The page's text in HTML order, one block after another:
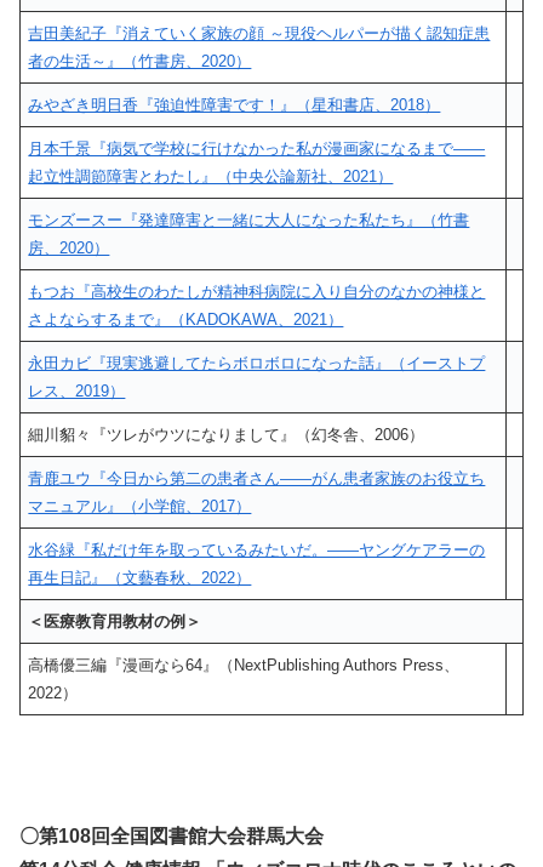
吉田美紀子『消えていく家族の顔 ～現役ヘルパーが描く認知症患
者の生活～』（竹書房、2020）
みやざき明日香『強迫性障害です！』（星和書店、2018）
月本千景『病気で学校に行けなかった私が漫画家になるまで――
起立性調節障害とわたし』（中央公論新社、2021）
モンズースー『発達障害と一緒に大人になった私たち』（竹書
房、2020）
もつお『高校生のわたしが精神科病院に入り自分のなかの神様と
さよならするまで』（KADOKAWA、2021）
永田カビ『現実逃避してたらボロボロになった話』（イーストプ
レス、2019）
細川貂々『ツレがウツになりまして』（幻冬舎、2006）
青鹿ユウ『今日から第二の患者さん――がん患者家族のお役立ち
マニュアル』（小学館、2017）
水谷緑『私だけ年を取っているみたいだ。――ヤングケアラーの
再生日記』（文藝春秋、2022）
＜医療教育用教材の例＞
高橋優三編『漫画なら64』（NextPublishing Authors Press、
2022）
〇第108回全国図書館大会群馬大会